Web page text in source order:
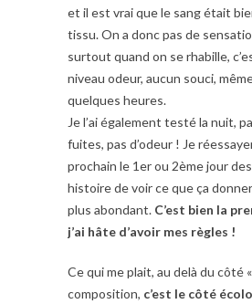
et il est vrai que le sang était
tissu. On a donc pas de
surtout quand on se rhabille,
niveau odeur, aucun souci,
quelques heures.
Je l’ai également testé la nuit,
fuites, pas d’odeur ! Je
prochain le 1er ou 2ème jour
histoire de voir ce que ça
plus abondant. C’est bien la
j’ai hâte d’avoir mes règles !
Ce qui me plait, au delà du côté
composition, c’est le côté écolo